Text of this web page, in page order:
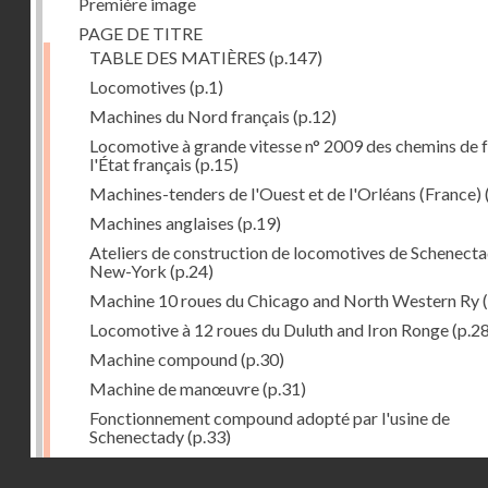
PAGE DE TITRE
TABLE DES MATIÈRES (p.147)
Locomotives (p.1)
Machines du Nord français (p.12)
Locomotive à grande vitesse n° 2009 des chemins de
l'État français (p.15)
Machines-tenders de l'Ouest et de l'Orléans (France)
Machines anglaises (p.19)
Ateliers de construction de locomotives de
New-York (p.24)
Machine 10 roues du Chicago and North Western Ry
Locomotive à 12 roues du Duluth and Iron Ronge
Machine compound(p.30)
Machine de manœuvre(p.31)
Fonctionnement compound adopté par l'usine de
Schenectady(p.33)